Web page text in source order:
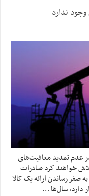
ندارد
در عدم تمدید معافیت‌های
خواهند کرد صادرات
صفر رساندن ارائه یک کالا
دارد، سال‌ها …